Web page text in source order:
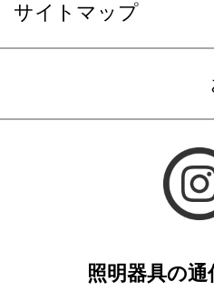
サイトマップ
照明器具の